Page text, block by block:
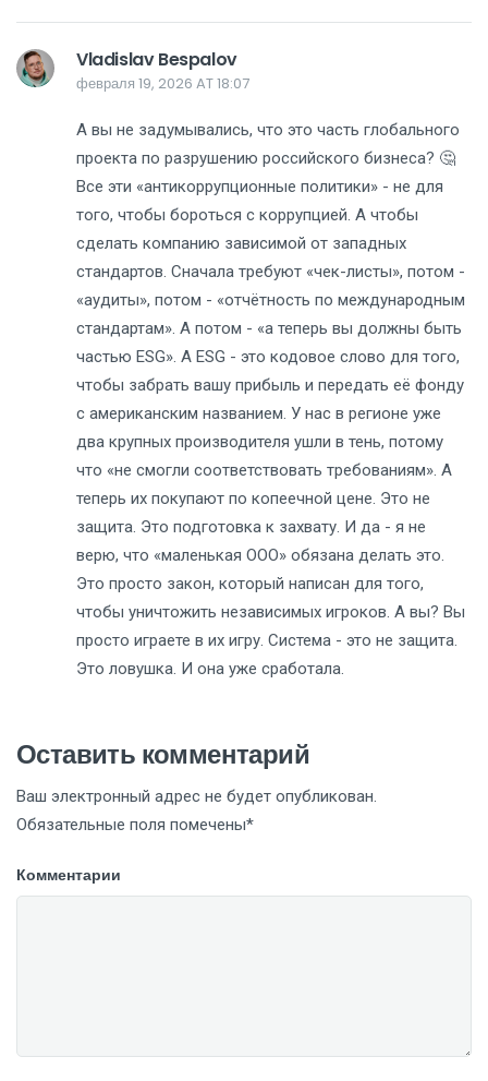
Vladislav Bespalov
февраля 19, 2026 AT 18:07
А вы не задумывались, что это часть глобального
проекта по разрушению российского бизнеса? 🤔
Все эти «антикоррупционные политики» - не для
того, чтобы бороться с коррупцией. А чтобы
сделать компанию зависимой от западных
стандартов. Сначала требуют «чек-листы», потом -
«аудиты», потом - «отчётность по международным
стандартам». А потом - «а теперь вы должны быть
частью ESG». А ESG - это кодовое слово для того,
чтобы забрать вашу прибыль и передать её фонду
с американским названием. У нас в регионе уже
два крупных производителя ушли в тень, потому
что «не смогли соответствовать требованиям». А
теперь их покупают по копеечной цене. Это не
защита. Это подготовка к захвату. И да - я не
верю, что «маленькая ООО» обязана делать это.
Это просто закон, который написан для того,
чтобы уничтожить независимых игроков. А вы? Вы
просто играете в их игру. Система - это не защита.
Это ловушка. И она уже сработала.
Оставить комментарий
Ваш электронный адрес не будет опубликован.
Обязательные поля помечены*
Комментарии